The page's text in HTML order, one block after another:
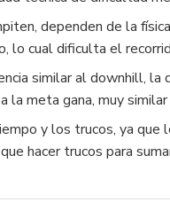
dependen de la
lo cual dificulta el
similar al downhill,
meta gana, muy
y los trucos, ya
hacer trucos para